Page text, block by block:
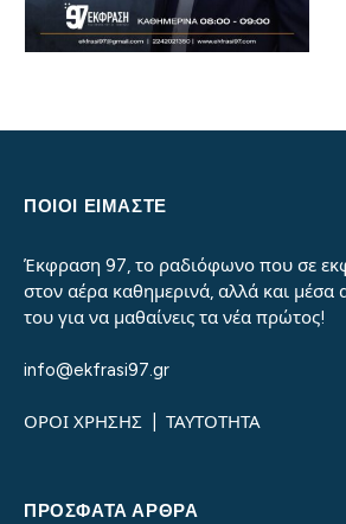
ΠΟΙΟΙ ΕΙΜΑΣΤΕ
Έκφραση 97, το ραδιόφωνο που σε
στον αέρα καθημερινά, αλλά και μέσα
του για να μαθαίνεις τα νέα πρώτος!
info@ekfrasi97.gr
ΟΡΟΙ ΧΡΗΣΗΣ ΤΑΥΤΟΤΗΤΑ
ΠΡΌΣΦΑΤΑ ΆΡΘΡΑ